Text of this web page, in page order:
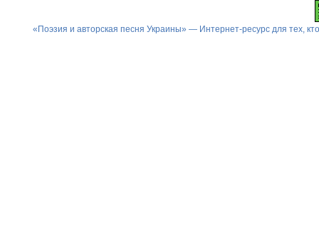
«Поэзия и авторская песня Украины» — Интернет-ресурс для тех,